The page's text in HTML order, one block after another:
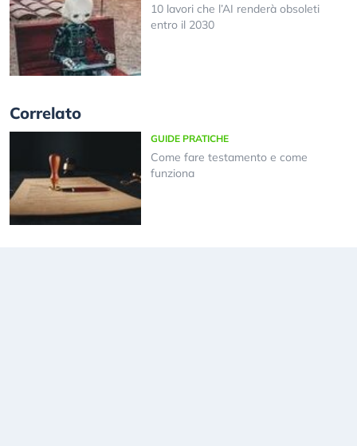
10 lavori che l’AI renderà obsoleti
entro il 2030
Correlato
GUIDE PRATICHE
Come fare testamento e come
funziona